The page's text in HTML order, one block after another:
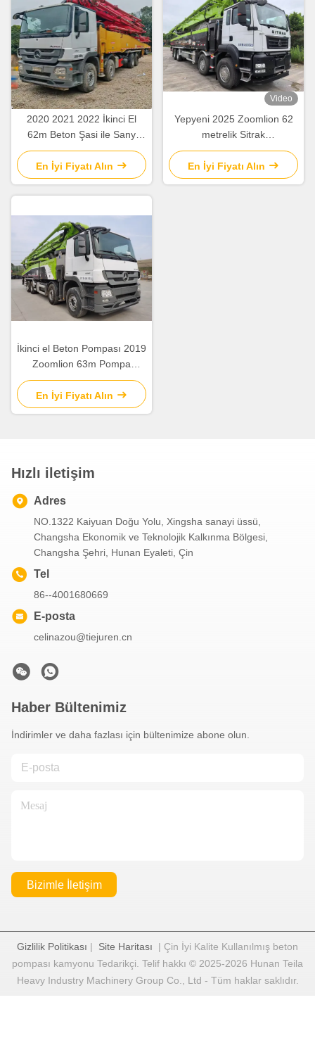
2020 2021 2022 İkinci El
62m Beton Şasi ile Sany
Beton Boom Pompası
En İyi Fiyatı Alın
Video
Yepyeni 2025 Zoomlion 62
metrelik Sitrak
ZLJ5461THBKF ile pompa
kamyonu
En İyi Fiyatı Alın
İkinci el Beton Pompası 2019
Zoomlion 63m Pompa
Kamyonu ZLJ5440THBBE
Satılık
En İyi Fiyatı Alın
Hızlı iletişim
Adres
NO.1322 Kaiyuan Doğu Yolu, Xingsha sanayi üssü,
Changsha Ekonomik ve Teknolojik Kalkınma Bölgesi,
Changsha Şehri, Hunan Eyaleti, Çin
Tel
86--4001680669
E-posta
celinazou@tiejuren.cn
Haber Bültenimiz
İndirimler ve daha fazlası için bültenimize abone olun.
Bizimle İletişim
Gizlilik Politikası | Site Haritası | Çin İyi Kalite Kullanılmış beton
pompası kamyonu Tedarikçi. Telif hakkı © 2025-2026 Hunan Teila
Heavy Industry Machinery Group Co., Ltd - Tüm haklar saklıdır.